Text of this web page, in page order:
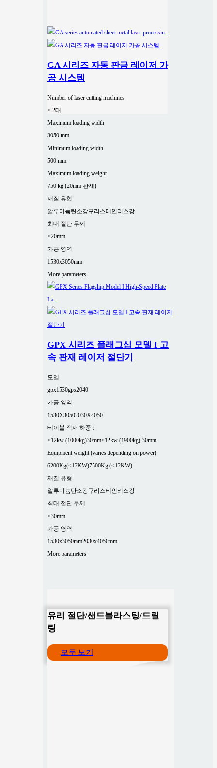
GA 시리즈 자동 판금 레이저 가
공 시스템
Number of laser cutting machines
< 2대
Maximum loading width
3050 mm
Minimum loading width
500 mm
Maximum loading weight
750 kg (20mm 판재)
재질 유형
알루미늄탄소강구리스테인리스강
최대 절단 두께
≤20mm
가공 영역
1530x3050mm
More parameters
GPX 시리즈 플래그십 모델 I 고
속 판재 레이저 절단기
모델
gpx1530gpx2040
가공 영역
1530X30502030X4050
테이블 적재 하중：
≤12kw (1000kg)30mm≤12kw (1900kg) 30mm
Equipment weight (varies depending on power)
6200Kg(≤12KW)7500Kg (≤12KW)
재질 유형
알루미늄탄소강구리스테인리스강
최대 절단 두께
≤30mm
가공 영역
1530x3050mm2030x4050mm
More parameters
유리 절단/샌드블라스팅/드릴
링
모두 보기